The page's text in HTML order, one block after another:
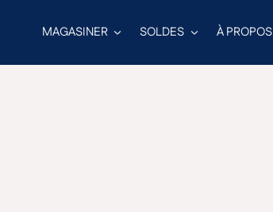
MAGASINER SOLDES À PROPOS